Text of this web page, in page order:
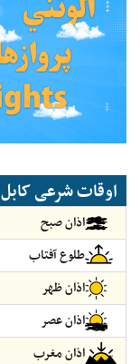
اوقات شرعی کابل
اذان صبح
طلوع آفتاب
اذان ظهر
اذان عصر
اذان مغرب